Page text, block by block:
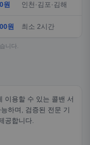
원 인천·김포·김해
원 최소 2시간
니다.
이용할 수 있는 콜밴 서
하며, 검증된 전문 기
공합니다.